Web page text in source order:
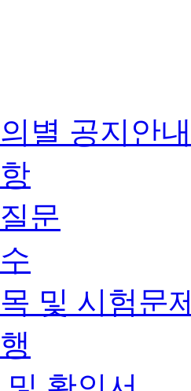
별 공지안내
문
및 시험문